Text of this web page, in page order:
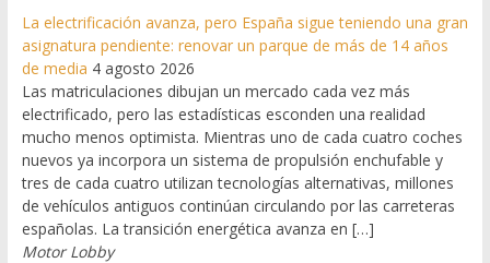
La electrificación avanza, pero España sigue teniendo una gran
asignatura pendiente: renovar un parque de más de 14 años
de media 4 agosto 2026
Las matriculaciones dibujan un mercado cada vez más
electrificado, pero las estadísticas esconden una realidad
mucho menos optimista. Mientras uno de cada cuatro coches
nuevos ya incorpora un sistema de propulsión enchufable y
tres de cada cuatro utilizan tecnologías alternativas, millones
de vehículos antiguos continúan circulando por las carreteras
españolas. La transición energética avanza en […]
Motor Lobby